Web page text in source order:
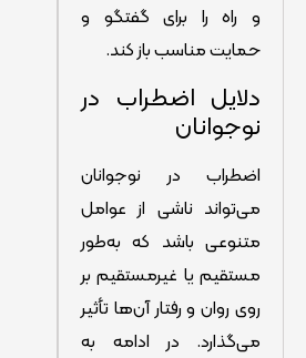
و راه را برای گفتگو و
حمایت مناسب باز کند.
دلایل اضطراب در
نوجوانان
اضطراب در نوجوانان
می‌تواند ناشی از عوامل
متنوعی باشد که به‌طور
مستقیم یا غیرمستقیم بر
روی روان و رفتار آن‌ها تأثیر
می‌گذارد. در ادامه به